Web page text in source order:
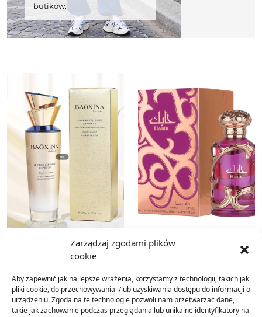
Zarządzaj zgodami plików
cookie
Aby zapewnić jak najlepsze wrażenia, korzystamy z technologii, takich jak
pliki cookie, do przechowywania i/lub uzyskiwania dostępu do informacji o
urządzeniu. Zgoda na te technologie pozwoli nam przetwarzać dane,
takie jak zachowanie podczas przeglądania lub unikalne identyfikatory na
butików.
ESENCJA DO TWARZY
Zarejestruj się i sprawdź
Zarejestruj się i sprawdź
cenę!